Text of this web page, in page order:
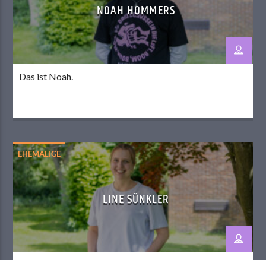
NOAH HOMMERS
Das ist Noah.
EHEMALIGE
LINE SÜNKLER